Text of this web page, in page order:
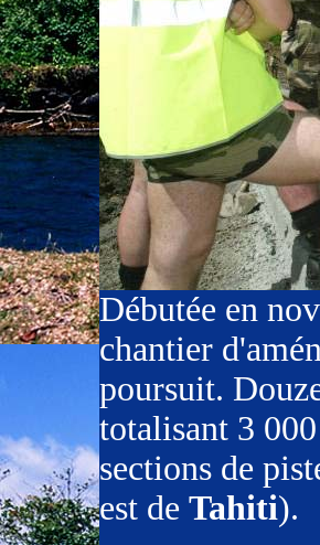
Débutée en
chantier
poursuit.
totalisant 3
sections de
est de Tahiti).